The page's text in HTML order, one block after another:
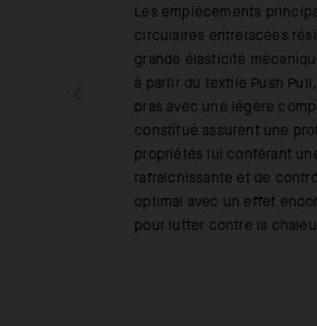
Les empiècements
circulaires entrelacées
grande élasticité
à partir du textile Push
bras avec une légère
constitué assurent une
propriétés lui conférant
rafraîchissante et de
optimal avec un effet
pour lutter contre la